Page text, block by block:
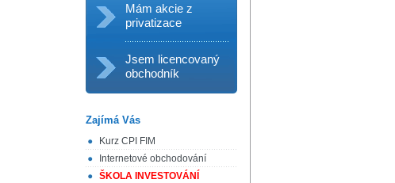
Mám akcie z
privatizace
Jsem licencovaný
obchodník
Zajímá Vás
Kurz CPI FIM
Internetové obchodování
ŠKOLA INVESTOVÁNÍ